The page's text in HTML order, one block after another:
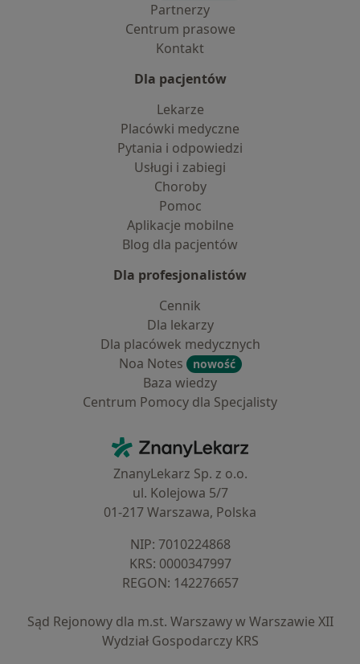
Partnerzy
Centrum prasowe
Kontakt
Dla pacjentów
Lekarze
Placówki medyczne
Pytania i odpowiedzi
Usługi i zabiegi
Choroby
Pomoc
Aplikacje mobilne
Blog dla pacjentów
Dla profesjonalistów
Cennik
Dla lekarzy
Dla placówek medycznych
Noa Notes
nowość
Baza wiedzy
Centrum Pomocy dla Specjalisty
ZnanyLekarz - Strona główna
ZnanyLekarz Sp. z o.o.
ul. Kolejowa 5/7
01-217 Warszawa, Polska
NIP: ⁠7010224868
KRS: ⁠0000347997
REGON: ⁠142276657
Sąd Rejonowy dla m.st. Warszawy w Warszawie XII
Wydział Gospodarczy KRS